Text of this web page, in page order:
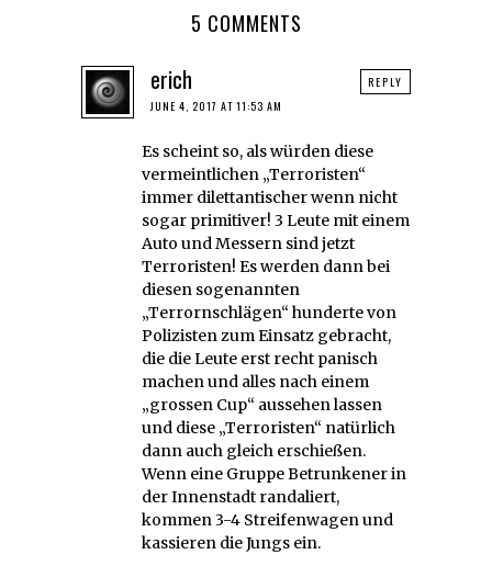
5 COMMENTS
erich
JUNE 4, 2017 AT 11:53 AM
Es scheint so, als würden diese
vermeintlichen „Terroristen“
immer dilettantischer wenn nicht
sogar primitiver! 3 Leute mit einem
Auto und Messern sind jetzt
Terroristen! Es werden dann bei
diesen sogenannten
„Terrornschlägen“ hunderte von
Polizisten zum Einsatz gebracht,
die die Leute erst recht panisch
machen und alles nach einem
„grossen Cup“ aussehen lassen
und diese „Terroristen“ natürlich
dann auch gleich erschießen.
Wenn eine Gruppe Betrunkener in
der Innenstadt randaliert,
kommen 3-4 Streifenwagen und
kassieren die Jungs ein.
REPLY